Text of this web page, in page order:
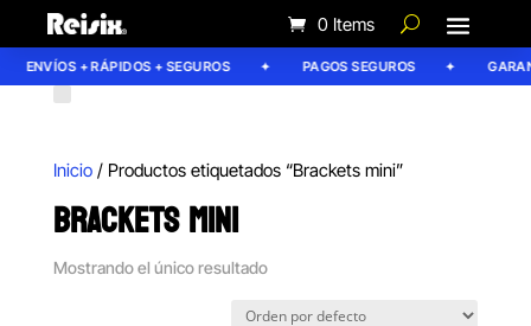
0 Items
ENVÍOS + RÁPIDOS + SEGUROS PAGOS SEGUROS
Inicio/ Productos etiquetados “Brackets mini”
BRACKETS MINI
Mostrando el único resultado